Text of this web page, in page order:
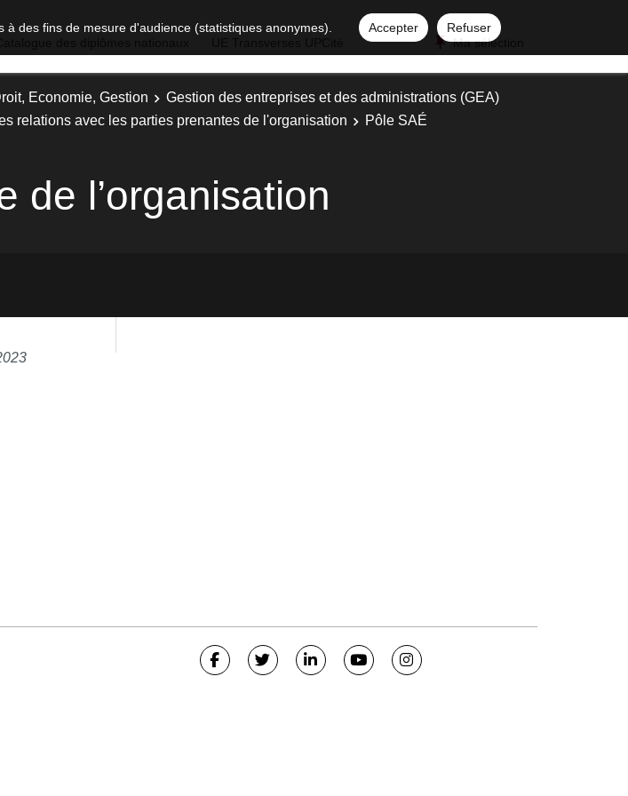
des fins de mesure d'audience (statistiques anonymes). Accepter
Refuser
Ma sélection
Economie, Gestion
Gestion des entreprises et des administrations (GEA)
relations avec les parties prenantes de l'organisation
Pôle SAÉ
de l’organisation